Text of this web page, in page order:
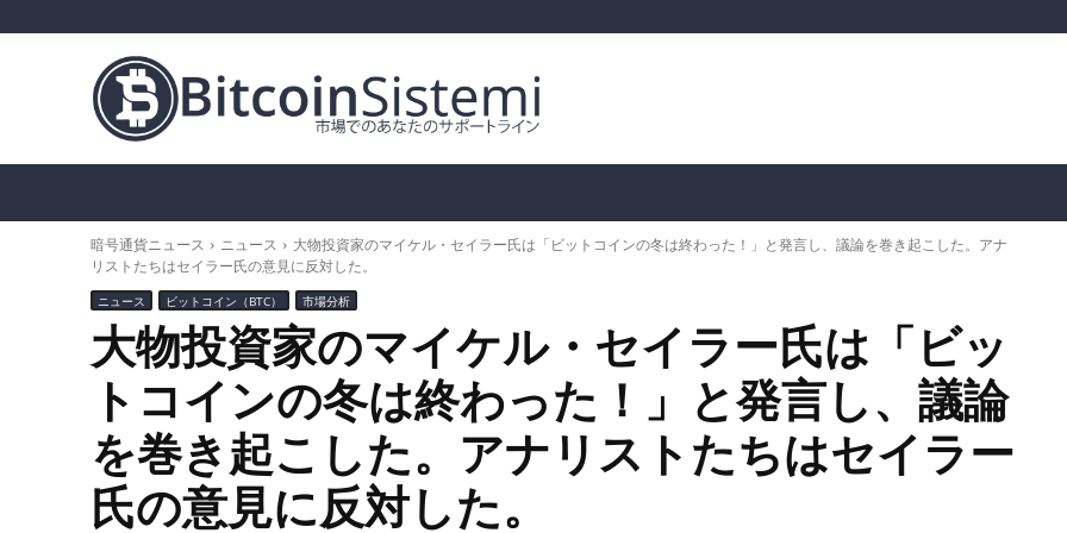
暗号通貨ニュース ニュース
大物投資家のマイケル・セイラー氏は「ビットコインの冬は終わった！」と発言し、議論を巻き起こした。アナ
リストたちはセイラー氏の意見に反対した。
ニュース ビットコイン（BTC） 市場分析
大物投資家のマイケル・セイラー氏は「ビッ
トコインの冬は終わった！」と発言し、議論
を巻き起こした。アナリストたちはセイラー
氏の意見に反対した。